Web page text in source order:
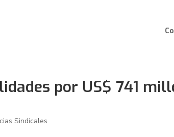
por US$ 741
Sindicales